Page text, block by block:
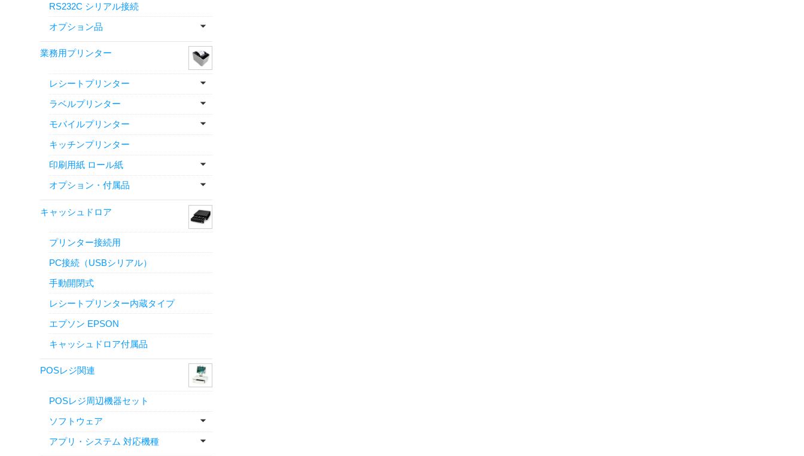
RS232C シリアル接続
オプション品
業務用プリンター
レシートプリンター
ラベルプリンター
モバイルプリンター
キッチンプリンター
印刷用紙 ロール紙
オプション・付属品
キャッシュドロア
プリンター接続用
PC接続（USBシリアル）
手動開閉式
レシートプリンター内蔵タイプ
エプソン EPSON
キャッシュドロア付属品
POSレジ関連
POSレジ周辺機器セット
ソフトウェア
アプリ・システム 対応機種